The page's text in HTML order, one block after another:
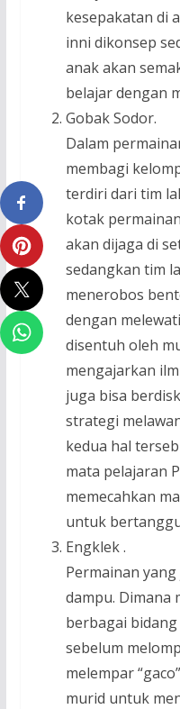
kesepakatan di
inni dikonsep
anak akan
belajar dengan
Gobak Sodor.
Dalam
membagi
terdiri dari tim
kotak
akan dijaga di
sedangkan tim
menerobos
dengan
disentuh oleh
mengajarkan
juga bisa
strategi
kedua hal
mata pelajaran
memecahkan
untuk
Engklek .
Permainan
dampu. Dimana
berbagai
sebelum
melempar
murid untuk